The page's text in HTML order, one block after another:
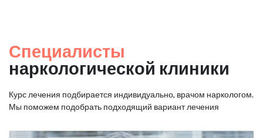
Специалисты
наркологической клиники
Курс лечения подбирается индивидуально, врачом наркологом.
Мы поможем подобрать подходящий вариант лечения